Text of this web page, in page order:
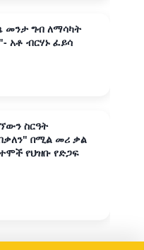
መንታ ግብ ለማሳካት
አቶ ብርሃኑ ፈይሳ
ስርዓት
በሚል መሪ ቃል
የህዝቡ የድጋፍ